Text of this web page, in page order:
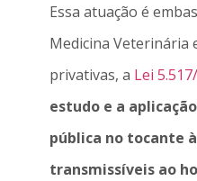
Essa atuação é
Medicina Veterinária
privativas, a Lei
estudo e a
pública no tocante
transmissíveis ao